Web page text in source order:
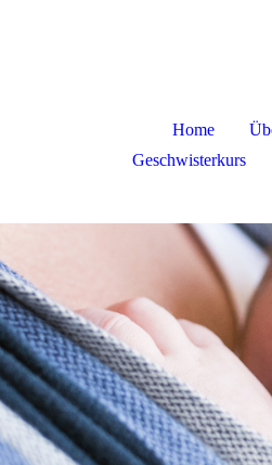
Home
Geschwisterkurs